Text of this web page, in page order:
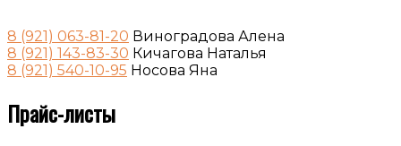
8 (921) 063-81-20 Виноградова Алена
8 (921) 143-83-30 Кичагова Наталья
8 (921) 540-10-95 Носова Яна
Прайс-листы